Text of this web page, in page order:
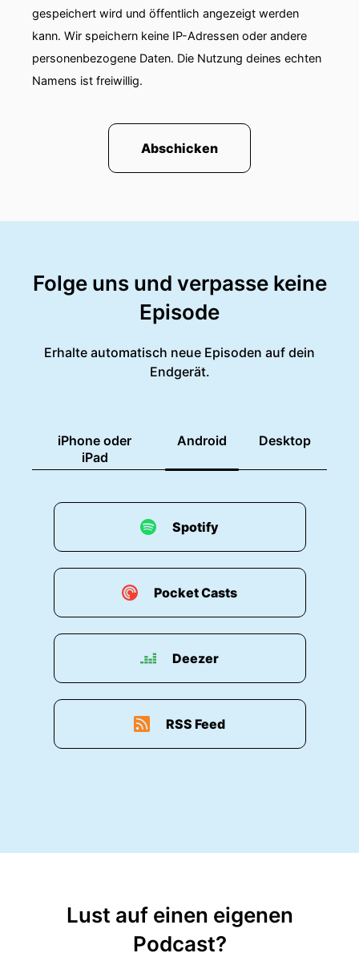
gespeichert wird und öffentlich angezeigt werden
kann. Wir speichern keine IP-Adressen oder andere
personenbezogene Daten. Die Nutzung deines echten
Namens ist freiwillig.
Abschicken
Folge uns und verpasse keine
Episode
Erhalte automatisch neue Episoden auf dein
Endgerät.
iPhone oder
iPad
Android Desktop
Spotify
Pocket Casts
Deezer
RSS Feed
Lust auf einen eigenen
Podcast?